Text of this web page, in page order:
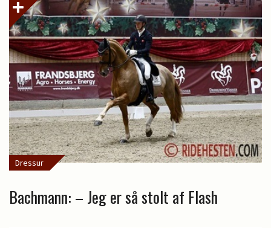
Dressur
Bachmann: – Jeg er så stolt af Flash